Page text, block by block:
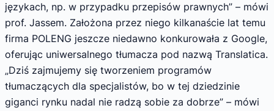
językach, np. w przypadku przepisów prawnych” – mówi
prof. Jassem. Założona przez niego kilkanaście lat temu
firma POLENG jeszcze niedawno konkurowała z Google,
oferując uniwersalnego tłumacza pod nazwą Translatica.
„Dziś zajmujemy się tworzeniem programów
tłumaczących dla specjalistów, bo w tej dziedzinie
giganci rynku nadal nie radzą sobie za dobrze” – mówi